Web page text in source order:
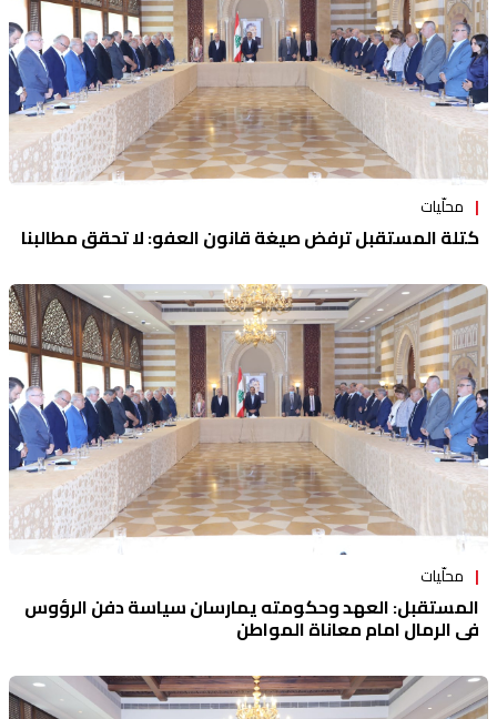
محلّيات
كتلة المستقبل ترفض صيغة قانون العفو: لا تحقق مطالبنا
محلّيات
المستقبل: العهد وحكومته يمارسان سياسة دفن الرؤوس
في الرمال امام معاناة المواطن